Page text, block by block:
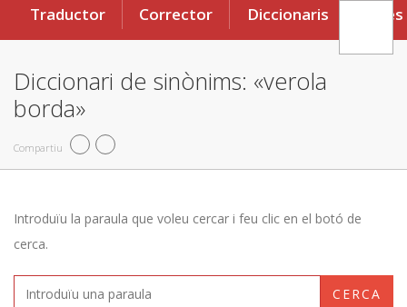
Traductor Corrector Diccionaris Eines
Diccionari de sinònims: «verola
borda»
Compartiu
Introduïu la paraula que voleu cercar i feu clic en el botó de
cerca.
CERCA